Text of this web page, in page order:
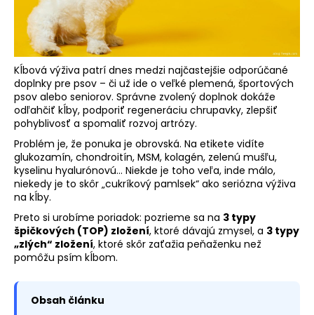
Kĺbová výživa patrí dnes medzi najčastejšie odporúčané
doplnky pre psov – či už ide o veľké plemená, športových
psov alebo seniorov. Správne zvolený doplnok dokáže
odľahčiť kĺby, podporiť regeneráciu chrupavky, zlepšiť
pohyblivosť a spomaliť rozvoj artrózy.
Problém je, že ponuka je obrovská. Na etikete vidíte
glukozamín, chondroitín, MSM, kolagén, zelenú mušľu,
kyselinu hyalurónovú… Niekde je toho veľa, inde málo,
niekedy je to skôr „cukríkový pamlsek“ ako seriózna výživa
na kĺby.
Preto si urobíme poriadok: pozrieme sa na 3 typy
špičkových (TOP) zložení, ktoré dávajú zmysel, a 3 typy
„zlých“ zložení, ktoré skôr zaťažia peňaženku než
pomôžu psím kĺbom.
Obsah článku
HĽADAŤ
O
d
p
o
r
ú
č
a